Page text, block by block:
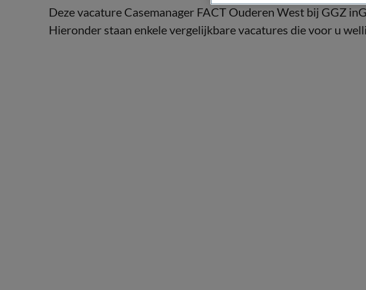
Deze vacature Casemanager FACT Ouderen West bij GGZ
Hieronder staan enkele vergelijkbare vacatures die voor u